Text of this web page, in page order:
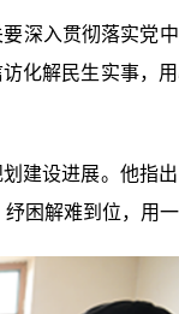
入贯彻落实党
化解民生实事，
设进展。他指
困解难到位，用